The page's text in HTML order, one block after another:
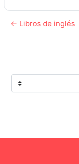
Libros de inglés ←